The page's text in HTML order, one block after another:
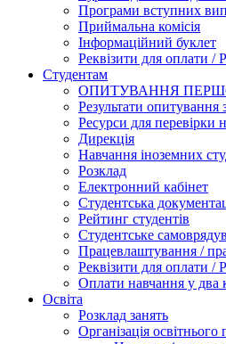
Програми вступних
Приймальна комісія
Інформаційний буклет
Реквізити для оплати /
Студентам
ОПИТУВАННЯ
Результати опитування
Ресурси для перевірки
Дирекція
Навчання іноземних
Розклад
Електронний кабінет
Студентська
Рейтинг студентів
Студентське
Працевлаштування /
Реквізити для оплати /
Оплати навчання у два
Освіта
Розклад занять
Організація освітнього